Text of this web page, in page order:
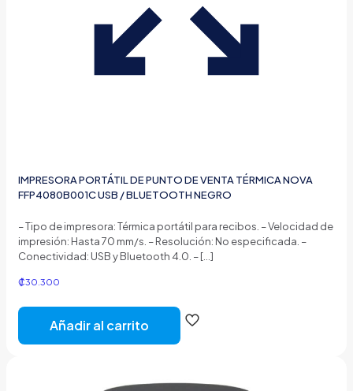
IMPRESORA PORTÁTIL DE PUNTO DE VENTA TÉRMICA NOVA
FFP4080B001C USB / BLUETOOTH NEGRO
– Tipo de impresora: Térmica portátil para recibos. – Velocidad de
impresión: Hasta 70 mm/s. – Resolución: No especificada. –
Conectividad: USB y Bluetooth 4.0. –[…]
₡30.300
Añadir al carrito